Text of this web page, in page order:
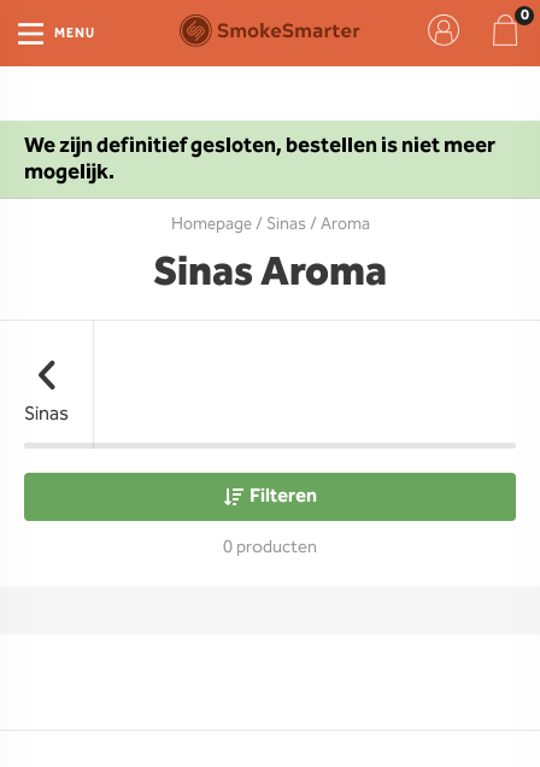
We zijn definitief gesloten, bestellen is niet meer
mogelijk.
MENU
Homepage/Sinas/ Aroma
Sinas Aroma
Sinas
Filteren
0 producten